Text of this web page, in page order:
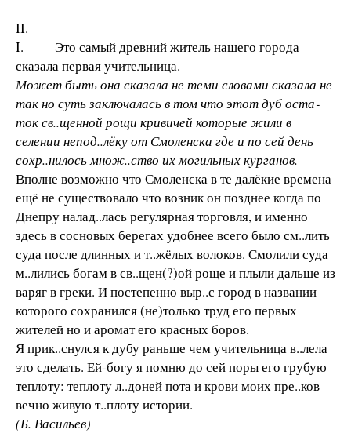
II.
I. Это самый древний житель нашего города
сказала первая учительница.
Может быть она сказала не теми словами сказала не
так но суть заключалась в том что этот дуб оста­
ток св..щенной рощи кривичей которые жили в
селении непод..лёку от Смоленска где и по сей день
сохр..нилось множ..ство их могильных курганов.
Вполне возможно что Смоленска в те далёкие времена
ещё не существовало что возник он позднее когда по
Днепру налад..лась регулярная торговля, и именно
здесь в сосновых берегах удобнее всего было см..лить
суда после длинных и т..жёлых волоков. Смолили суда
м..лились богам в св..щен(?)ой роще и плы­ли дальше из
варяг в греки. И постепенно выр..с город в названии
которого сохранился (не)только труд его первых
жителей но и аромат его красных боров.
Я прик..снулся к дубу раньше чем учительница в..лела
это сделать. Ей-богу я помню до сей поры его грубую
те­плоту: теплоту л..доней пота и крови моих пре..ков
вечно живую т..плоту истории.
(Б. Васильев)